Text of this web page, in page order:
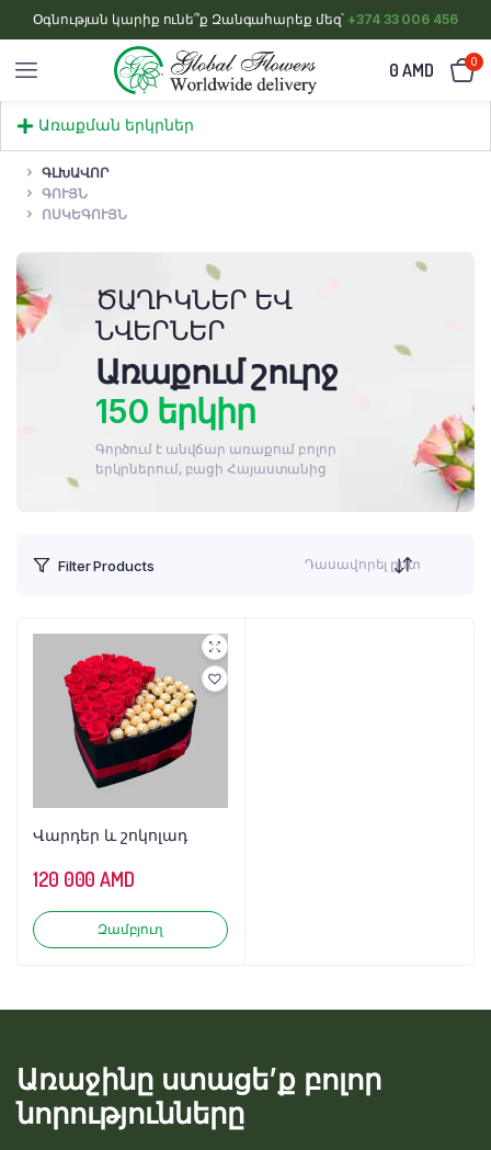
Օգնության կարիք ունե՞ք Զանգահարեք մեզ՝ +374 33 006 456
0 AMD 0
Առաքման երկրներ
ԳԼԽԱՎՈՐ
ԳՈՒՅՆ
ՈՍԿԵԳՈՒՅՆ
ԾԱՂԻԿՆԵՐ ԵՎ
ՆՎԵՐՆԵՐ
Առաքում շուրջ
150 երկիր
Գործում է անվճար առաքում բոլոր
երկրներում, բացի Հայաստանից
Filter Products Դասավորել ըստ
Վարդեր և շոկոլադ
120 000 AMD
Զամբյուղ
Առաջինը ստացե’ք բոլոր
նորությունները